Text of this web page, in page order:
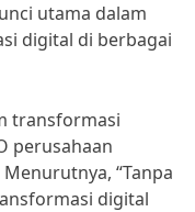
utama dalam
digital di berbagai
transformasi
perusahaan
“Tanpa
digital